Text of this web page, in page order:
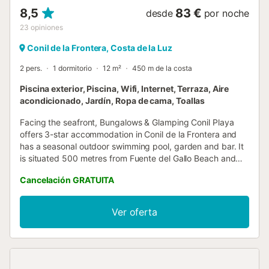
8,5
23 opiniones
desde 83 € por noche
Conil de la Frontera, Costa de la Luz
2 pers. 1 dormitorio 12 m² 450 m de la costa
Piscina exterior, Piscina, Wifi, Internet, Terraza, Aire
acondicionado, Jardín, Ropa de cama, Toallas
Facing the seafront, Bungalows & Glamping Conil Playa
offers 3-star accommodation in Conil de la Frontera and
has a seasonal outdoor swimming pool, garden and bar. It
is situated 500 metres from Fuente del Gallo Beach and
Cancelación GRATUITA
Ver oferta